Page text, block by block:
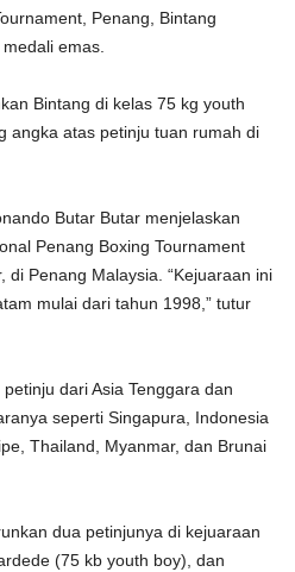
Penang, Bintang
emas.
Bintang di kelas 75 kg youth
angka atas petinju tuan rumah di
Butar Butar menjelaskan
Penang Boxing Tournament
di Penang Malaysia. “Kejuaraan ini
mulai dari tahun 1998,” tutur
dari Asia Tenggara dan
seperti Singapura, Indonesia
Thailand, Myanmar, dan Brunai
dua petinjunya di kejuaraan
(75 kb youth boy), dan